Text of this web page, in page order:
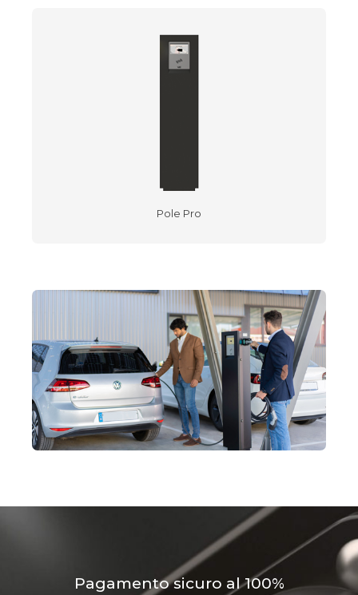
Pole Pro
Pagamento sicuro al 100%